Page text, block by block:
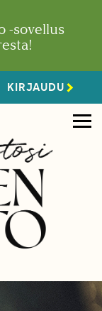
-sovellus
KIRJAUDU